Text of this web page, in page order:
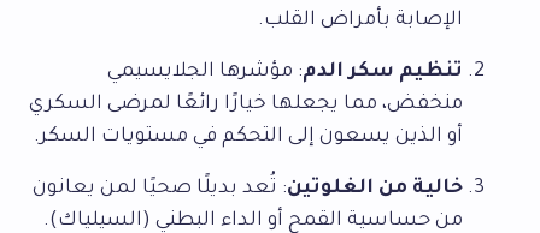
الإصابة بأمراض القلب.
تنظيم سكر الدم: مؤشرها الجلايسيمي
منخفض، مما يجعلها خيارًا رائعًا لمرضى السكري
أو الذين يسعون إلى التحكم في مستويات السكر.
خالية من الغلوتين: تُعد بديلًا صحيًا لمن يعانون
من حساسية القمح أو الداء البطني (السيلياك).